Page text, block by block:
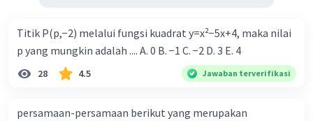
Titik P(p,−2) melalui fungsi kuadrat y=x²−5x+4, maka nilai
p yang mungkin adalah .... A. 0 B. −1 C. −2 D. 3 E. 4
28 4.5 Jawaban terverifikasi
persamaan-persamaan berikut yang merupakan